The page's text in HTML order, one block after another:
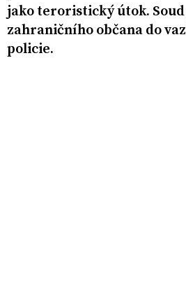
jako teroristický útok.
zahraničního občana do
policie.